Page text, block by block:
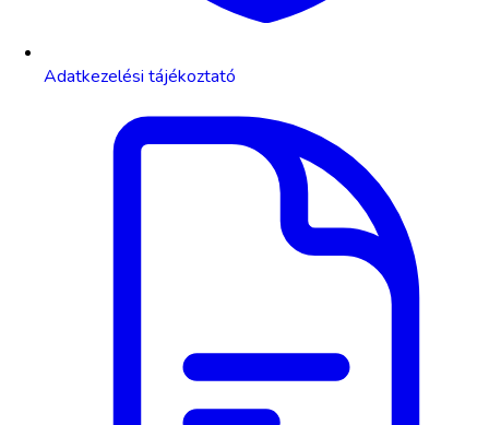
Adatkezelési tájékoztató